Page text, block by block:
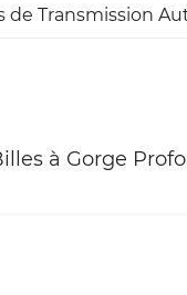
de Transmission
à Gorge